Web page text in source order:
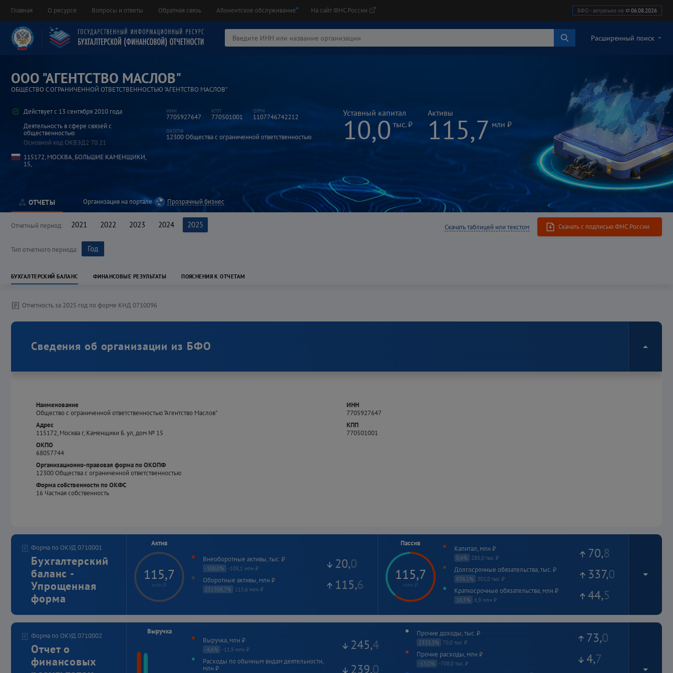
Главная О ресурсе Вопросы и ответы Обратная связь Абонентское обслуживание На сайт ФНС России БФО - актуально на 06.08.2026
Расширенный поиск
ООО "АГЕНТСТВО МАСЛОВ"
ОБЩЕСТВО С ОГРАНИЧЕННОЙ ОТВЕТСТВЕННОСТЬЮ "АГЕНТСТВО МАСЛОВ"
Действует с 13 сентября 2010 года
Деятельность в сфере связей с
общественностью
Основной код ОКВЭД2 70.21
115172, МОСКВА, БОЛЬШИЕ КАМЕНЩИКИ,
15,
7705927647 770501001 1107746742212
12300Общества с ограниченной ответственностью
Уставный капитал
10,0 тыс. ₽
Активы
115,7 млн ₽
ОТЧЕТЫ Организация на портале Прозрачный бизнес
Отчетный период: 2021 2022 2023 2024 2025 Скачать таблицей или текстом Скачать c подписью ФНС России
Тип отчетного периода: Год
БУХГАЛТЕРСКИЙ БАЛАНС ФИНАНСОВЫЕ РЕЗУЛЬТАТЫ ПОЯСНЕНИЯ К ОТЧЕТАМ
Отчетность за 2025 год по форме КНД 0710096
Сведения об организации из БФО
Наименование
Общество с ограниченной ответственностью "Агентство Маслов"
Адрес
115172, Москва г, Каменщики Б. ул, дом № 15
ОКПО
68057744
Организационно-правовая форма по ОКОПФ
12300Общества с ограниченной ответственностью
Форма собственности по ОКФС
16 Частная собственность
ИНН
7705927647
КПП
770501001
Форма по ОКУД 0710001
Бухгалтерский
баланс -
Упрощенная
форма
Актив
115,7
млн ₽
Внеоборотные активы, тыс. ₽
-100,0% -108,1 млн ₽ 20,0
Оборотные активы, млн ₽
251308,7% 115,6 млн ₽ 115,6
Пассив
115,7
млн ₽
Капитал, млн ₽
0,4% 285,0 тыс. ₽ 70,8
Долгосрочные обязательства, тыс. ₽
836,1% 301,0 тыс. ₽ 337,0
Краткосрочные обязательства, млн ₽
18,5% 6,9 млн ₽ 44,5
Актив
Наименование показателя На 31.12.2025 На 31.12.2023
Форма по ОКУД 0710002
Отчет о
финансовых
Выручка
Выручка, млн ₽
-4,6% -11,9 млн ₽ 245,4
Расходы по обычным видам деятельности,
млн ₽
239,0
Прочие доходы, тыс. ₽
2333,3% 70,0 тыс. ₽ 73,0
Прочие расходы, млн ₽
-13,0% -708,0 тыс. ₽ 4,7